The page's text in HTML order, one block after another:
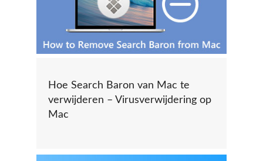
Hoe Search Baron van Mac te
verwijderen – Virusverwijdering op
Mac